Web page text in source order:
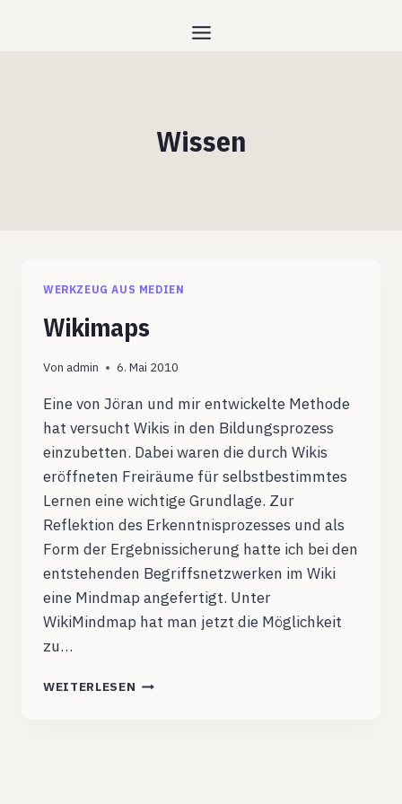
Wissen
WERKZEUG AUS MEDIEN
Wikimaps
Von admin 6. Mai 2010
Eine von Jöran und mir entwickelte Methode
hat versucht Wikis in den Bildungsprozess
einzubetten. Dabei waren die durch Wikis
eröffneten Freiräume für selbstbestimmtes
Lernen eine wichtige Grundlage. Zur
Reflektion des Erkenntnisprozesses und als
Form der Ergebnissicherung hatte ich bei den
entstehenden Begriffsnetzwerken im Wiki
eine Mindmap angefertigt. Unter
WikiMindmap hat man jetzt die Möglichkeit
zu…
WEITERLESEN WIKIMAPS